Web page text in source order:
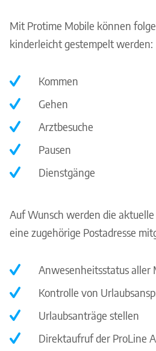
Mit Protime Mobile können
kinderleicht gestempelt werden:
Kommen
Gehen
Arztbesuche
Pausen
Dienstgänge
Auf Wunsch werden die
eine zugehörige Postadresse
Anwesenheitsstatus aller
Kontrolle von
Urlaubsanträge stellen
Direktaufruf der ProLine